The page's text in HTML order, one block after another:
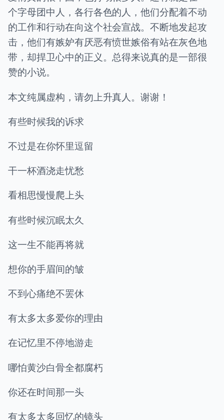
个字母团中人，各行各色的人，他们分配着不动
的工作和行动在向这个社会宣战。不断地发起攻
击，他们有嫉妒有厌恶有愤世嫉俗有站在灰色地
带，却捍卫心中的正义。总得来说真的是一部很
赞的小说。
本文纯属虚构，请勿上升真人。谢谢！
有些时候我的诉求
不过是在你怀里逗留
干一杯酒浇走忧愁
看相思慢慢爬上头
有些时候沉眠太久
这一生不能再将就
想你的手眉间的皱
不到心痛绝不罢休
有太多太多爱你的理由
在记忆里不停地游走
哪怕黄沙白骨全都腐朽
你还在时间那一头
有太多太多回忆的镜头